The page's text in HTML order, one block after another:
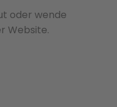
oder wende
Website.